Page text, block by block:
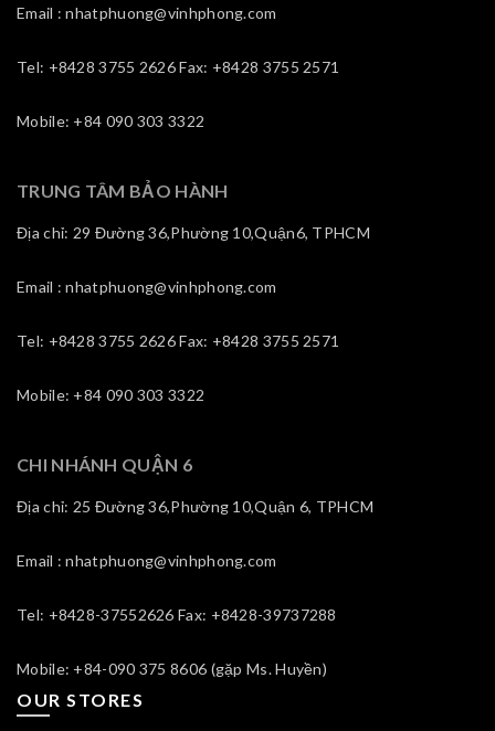
Email : nhatphuong@vinhphong.com
Tel: +8428 3755 2626 Fax: +8428 3755 2571
Mobile: +84 090 303 3322
TRUNG TÂM BẢO HÀNH
Địa chỉ: 29 Đường 36,Phường 10,Quận6, TPHCM
Email : nhatphuong@vinhphong.com
Tel: +8428 3755 2626 Fax: +8428 3755 2571
Mobile: +84 090 303 3322
CHI NHÁNH QUẬN 6
Địa chỉ: 25 Đường 36,Phường 10,Quận 6, TPHCM
Email : nhatphuong@vinhphong.com
Tel: +8428-37552626 Fax: +8428-39737288
Mobile: +84-090 375 8606 (gặp Ms. Huyền)
OUR STORES